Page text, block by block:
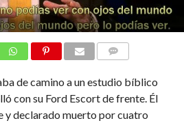
de camino a un estudio bíblico
con su Ford Escort de frente. Él
y declarado muerto por cuatro